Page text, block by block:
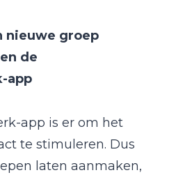
nieuwe groep
de
app
app is er om het
te stimuleren. Dus
laten aanmaken,